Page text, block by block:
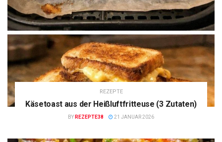
REZEPTE
Käsetoast aus der Heißluftfritteuse (3 Zutaten)
BY REZEPTE38 21 JANUAR 2026